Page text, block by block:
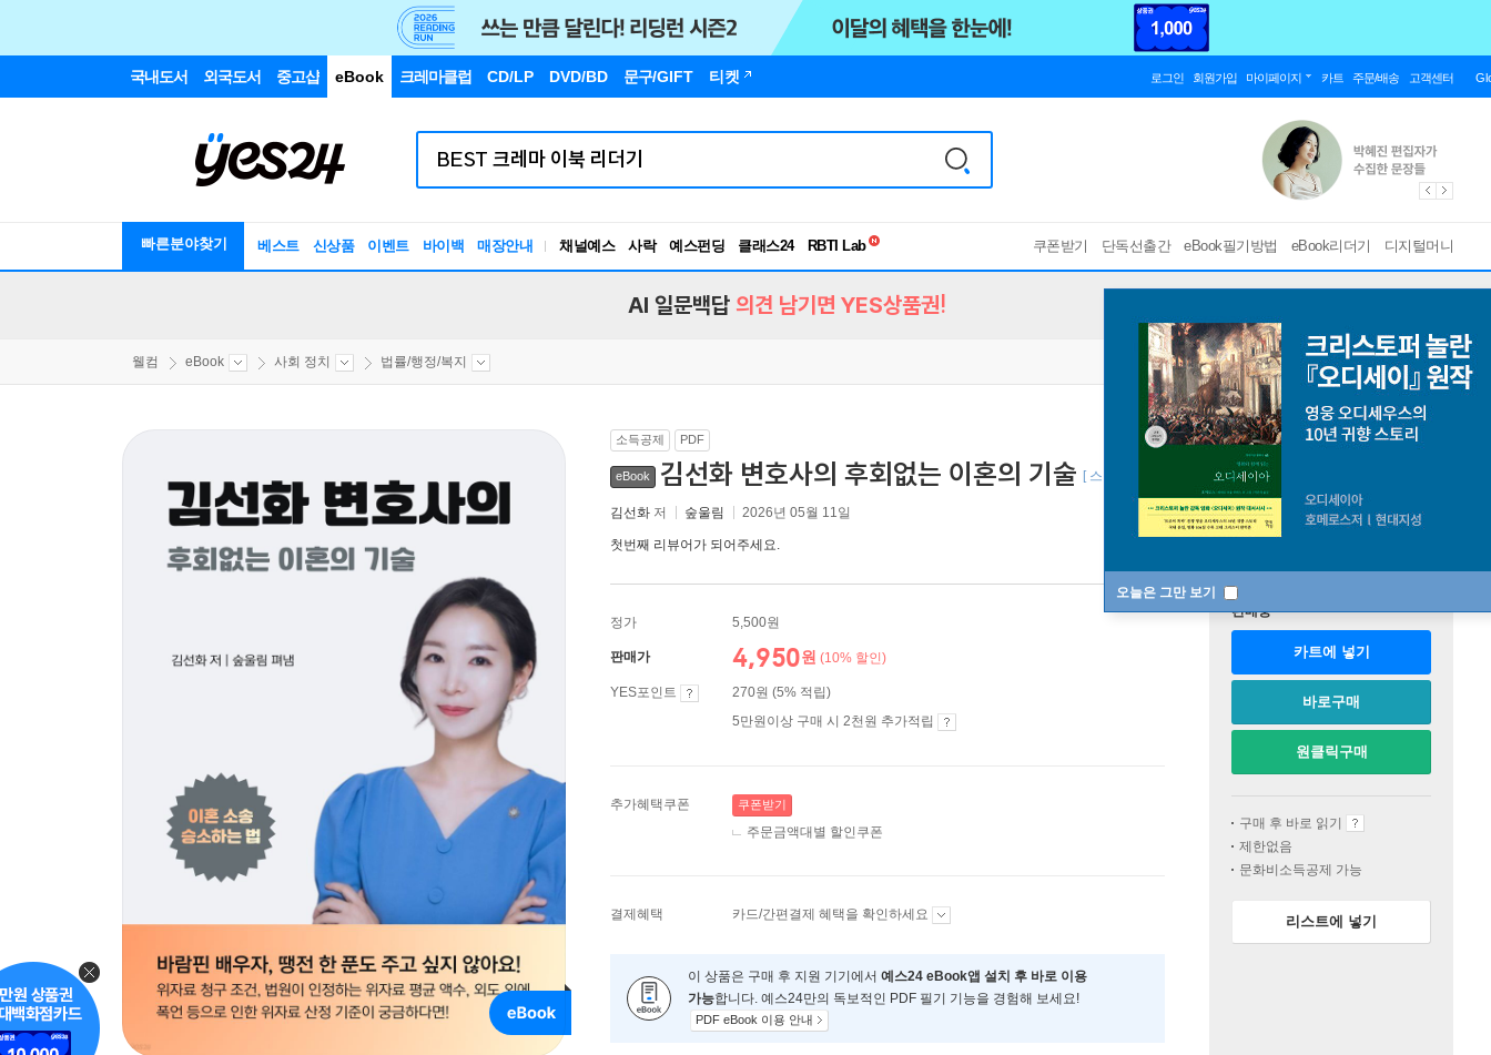
국내도서 외국도서 중고샵 eBook 크레마클럽 CD/LP DVD/BD 문구/GIFT 티켓 로그인 회원가입 마이페이지 카트 주문/배송 고객센터
빠른분야찾기 베스트 신상품 이벤트 바이백 매장안내 채널예스 사락 예스펀딩 클래스24
독서유형검사
쿠폰받기 단독선출간 eBook필기방법 eBook리더기 디지털머니
오늘은 그만 보기
AI 일문백답 의견 남기면 YES상품권!
웰컴 eBook 사회 정치 법률/행정/복지
소득공제 PDF
eBook 김선화 변호사의 후회없는 이혼의 기술 [ 스마트한 PDF 필기 기능을 사용해 보세요! ]
김선화 저 숲울림 2026년 05월 11일
첫번째 리뷰어가 되어주세요.
정가 5,500원
판매가 4,950원 (10% 할인)
YES포인트
270원 (5% 적립)
5만원이상 구매 시 2천원 추가적립
추가혜택쿠폰 쿠폰받기
주문금액대별 할인쿠폰
결제혜택 카드/간편결제 혜택을 확인하세요
이 상품은 구매 후 지원 기기에서 예스24 eBook앱 설치 후 바로 이용
가능합니다. 예스24만의 독보적인 PDF 필기 기능을 경험해 보세요!
PDF eBook 이용 안내
판매중
카트에 넣기
바로구매
원클릭구매
구매 후 바로 읽기
제한없음
문화비소득공제 가능
리스트에 넣기